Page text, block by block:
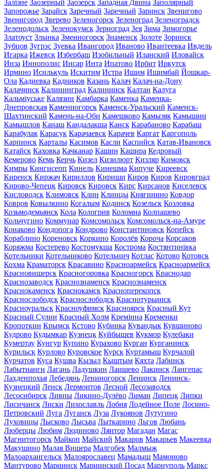
Залізне Заозерный Заозерск Западная Двина Заполярный
Запорожье Зарайск Заречный Заречный Заринск Звенигово
Звенигород Зверево Зеленогорск Зеленоград Зеленоградск
Зеленодольск Зеленокумск Зерноград Зея Зима Зимогорье
Златоуст Злынка Змеиногорск Знаменск Золоте Зоринск
Зубцов Зугрэс Зуевка Ивангород Иваново Ивантеевка Ивдель
Игарка Ижевск Избербаш Изобильный Иланский Иловайск
Инза Иннополис Инсар Инта Ипатово Ирбит Иркутск
Ирмино Исилькуль Искитим Истра Ишим Ишимбай Йошкар-
Ола Кадиевка Кадников Казань Калач Калач-на-Дону
Калачинск Калининград Калининск Калтан Калуга
Кальміуське Калязин Камбарка Каменка Каменка-
Днепровская Каменногорск Каменск-Уральский Каменск-
Шахтинский Камень-на-Оби Камешково Камызяк Камышин
Камышлов Канаш Кандалакша Канск Карабаново Карабаш
Карабулак Карасук Карачаевск Карачев Каргат Каргополь
Карпинск Карталы Касимов Касли Каспийск Катав-Ивановск
Катайск Каховка Качканар Кашин Кашира Кедровый
Кемерово Кемь Керчь Кизел Кизилюрт Кизляр Кимовск
Кимры Кингисепп Кинель Кинешма Кипуче Киреевск
Киренск Киржач Кириллов Кириши Киров Киров Кировград
Кирово-Чепецк Кировск Кировск Кирс Кирсанов Киселевск
Кисловодск Климовск Клин Клинцы Княгинино Ковдор
Ковров Ковылкино Когалым Кодинск Козельск Козловка
Козьмодемьянск Кола Кологрив Коломна Колпашево
Кольчугино Коммунар Комсомольск Комсомольск-на-Амуре
Конаково Кондопога Кондрово Константиновск Копейск
Кораблино Кореновск Коркино Королёв Короча Корсаков
Коряжма Костерево Костомукша Кострома Костянтинівка
Котельники Котельниково Котельнич Котлас Котово Котовск
Кохма Краматорск Красавино Красноармейск Красноармейск
Красновишерск Красногоровка Красногорск Краснодар
Краснозаводск Краснознаменск Краснознаменск
Краснокаменск Краснокамск Красноперекопск
Краснослободск Краснослободск Краснотурьинск
Красноуральск Красноуфимск Красноярск Красный Кут
Красный Сулин Красный Холм Кремінна Кременки
Кропоткин Крымск Кстово Кубинка Кувандык Кувшиново
Кудрово Кудымкар Кузнецк Куйбышев Кукмор Кулебаки
Кумертау Кунгур Купино Курахово Курган Курганинск
Курильск Курлово Куровское Курск Куртамыш Курчалой
Курчатов Куса Кушва Кызыл Кыштым Кяхта Лабинск
Лабытнанги Лагань Ладушкин Лаишево Лакинск Лангепас
Лахденпохья Лебедянь Лениногорск Ленинск Ленинск-
Кузнецкий Ленск Лермонтов Лесной Лесозаводск
Лесосибирск Ливны Ликино-Дулёво Лиман Липецк Липки
Лисичанск Лиски Лихославль Лобня Лодейное Поле Лосино-
Петровский Луга Луганск Луза Лукоянов Лутугино
Луховицы Лысково Лысьва Лыткарино Льгов Любань
Люберцы Любим Людиново Лянтор Магадан Магас
Магнитогорск Майкоп Майский Макаров Макарьев Макеевка
Макушино Малая Вишера Малгобек Малмыж
Малоархангельск Малоярославец Мамадыш Мамоново
Мантурово Мариинск Мариинский Посад Мариуполь Маркс